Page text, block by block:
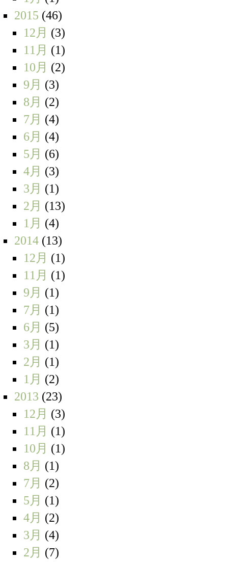
2015 (46)
12月 (3)
11月 (1)
10月 (2)
9月 (3)
8月 (2)
7月 (4)
6月 (4)
5月 (6)
4月 (3)
3月 (1)
2月 (13)
1月 (4)
2014 (13)
12月 (1)
11月 (1)
9月 (1)
7月 (1)
6月 (5)
3月 (1)
2月 (1)
1月 (2)
2013 (23)
12月 (3)
11月 (1)
10月 (1)
8月 (1)
7月 (2)
5月 (1)
4月 (2)
3月 (4)
2月 (7)